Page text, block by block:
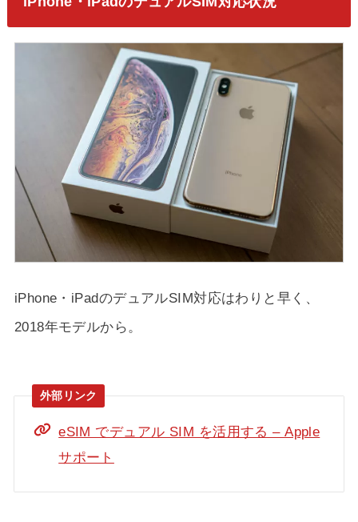
iPhone・iPadのデュアルSIM対応はわりと早く、
2018年モデルから。
eSIM でデュアル SIM を活用する – Apple
サポート